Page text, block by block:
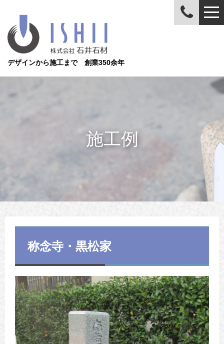
デザインから施工まで 創業350余年
施工例
称念寺・黒松家